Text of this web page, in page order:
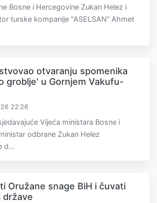
Bosne i Hercegovine Zukan Helez i
turske kompanije "ASELSAN“ Ahmet
otvaranju spomenika
groblje' u Gornjem Vakufu-
22:26
Vijeća ministara Bosne i
odbrane Zukan Helez
d...
Oružane snage BiH i čuvati
države